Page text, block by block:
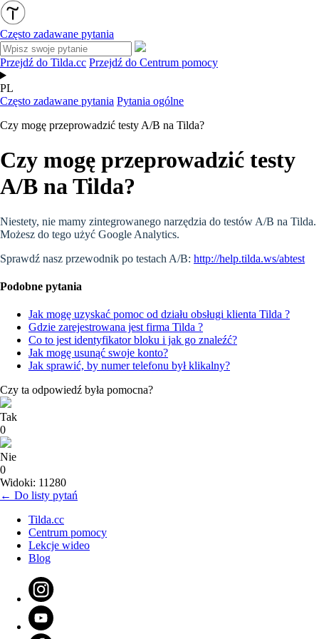
Często zadawane pytania
Przejdź do Tilda.cc Przejdź do Centrum pomocy
PL
Często zadawane pytania Pytania ogólne
Czy mogę przeprowadzić testy A/B na Tilda?
Czy mogę przeprowadzić testy
A/B na Tilda?
Niestety, nie mamy zintegrowanego narzędzia do testów A/B na Tilda.
Możesz do tego użyć Google Analytics.
Sprawdź nasz przewodnik po testach A/B: http://help.tilda.ws/abtest
Podobne pytania
Jak mogę uzyskać pomoc od działu obsługi klienta Tilda ?
Gdzie zarejestrowana jest firma Tilda ?
Co to jest identyfikator bloku i jak go znaleźć?
Jak mogę usunąć swoje konto?
Jak sprawić, by numer telefonu był klikalny?
Czy ta odpowiedź była pomocna?
Tak
0
Nie
0
Widoki: 11280
← Do listy pytań
Tilda.cc
Centrum pomocy
Lekcje wideo
Blog